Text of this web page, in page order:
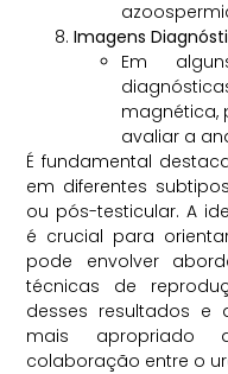
Imagens
Em
magnética,
avaliar a
É fundamental
em diferentes
ou pós-testicular. A
é crucial para
pode envolver
técnicas de
desses resultados e
mais apropriado
colaboração entre o